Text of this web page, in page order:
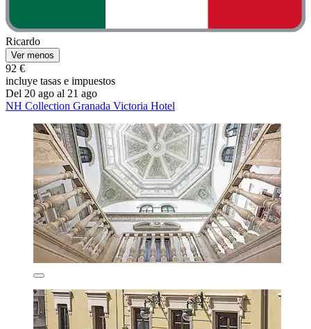
Ricardo
Ver menos
92 €
incluye tasas e impuestos
Del 20 ago al 21 ago
NH Collection Granada Victoria Hotel